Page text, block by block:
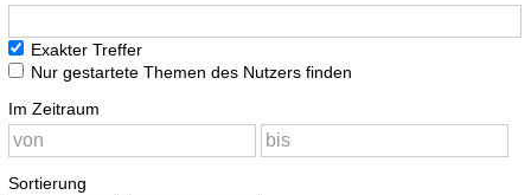
Exakter Treffer
Nur gestartete Themen des Nutzers finden
Im Zeitraum
Sortierung